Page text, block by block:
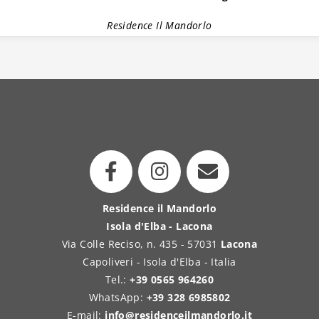
Residence Il Mandorlo
Residence il Mandorlo
Isola d'Elba - Lacona
Via Colle Reciso, n. 435 - 57031 Lacona
Capoliveri - Isola d'Elba - Italia
Tel.:+39 0565 964260
WhatsApp: +39 328 6985802
E-mail: info@residenceilmandorlo.it